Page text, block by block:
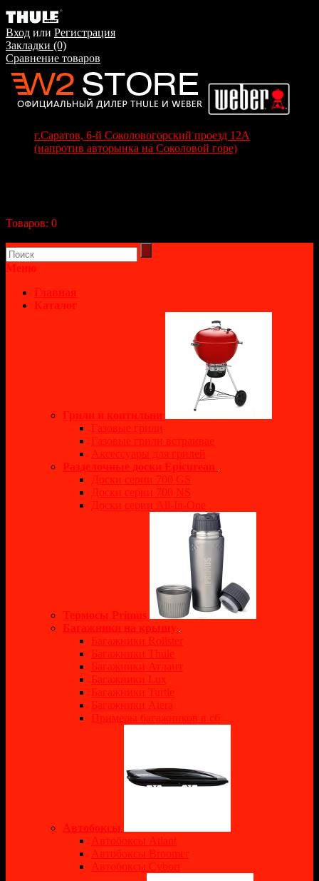
Вход или Регистрация
Закладки (0)
Сравнение товаров
г.Саратов, 6-й Соколовогорский проезд 12А
(напротив авторынка на Соколовой горе)
Товаров: 0
Меню
Главная
Каталог
Грили и коптильни
Газовые грили
Газовые грили встраивае
Аксессуары для грилей
Разделочные доски Epicurean
Доски серии 700 GS
Доски серии 700 NS
Доски серии All-In-One
Термосы Primus
Багажники на крышу
Багажники Rollster
Багажники Thule
Багажники Атлант
Багажники Lux
Багажники Turtle
Багажники Atera
Примеры багажников в сб
Автобоксы
Автобоксы Atlant
Автобоксы Broomer
Автобоксы Cybort